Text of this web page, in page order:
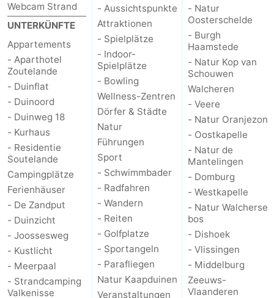
Webcam Strand
UNTERKÜNFTE
Appartements
- Aparthotel
Zoutelande
- Duinflat
- Duinoord
- Duinweg 18
- Kurhaus
- Residentie
Soutelande
Campingplätze
Ferienhäuser
- De Zandput
- Duinzicht
- Joossesweg
- Kustlicht
- Meerpaal
- Strandcamping
Valkenisse
- Aussichtspunkte
Attraktionen
- Spielplätze
- Indoor-
Spielplätze
- Bowling
Wellness-Zentren
Dörfer & Städte
Natur
Führungen
Sport
- Schwimmbader
- Radfahren
- Wandern
- Reiten
- Golfplatze
- Sportangeln
- Parafliegen
Natur Kaapduinen
Veranstaltungen
- Natur
Oosterschelde
- Burgh
Haamstede
- Natur Kop van
Schouwen
Walcheren
- Veere
- Natur Oranjezon
- Oostkapelle
- Natur de
Mantelingen
- Domburg
- Westkapelle
- Natur Walcherse
bos
- Dishoek
- Vlissingen
- Middelburg
Zeeuws-
Vlaanderen